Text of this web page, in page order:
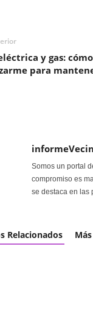
y gas:
para
Somos un portal
compromiso es
se destaca en las
Relacionados